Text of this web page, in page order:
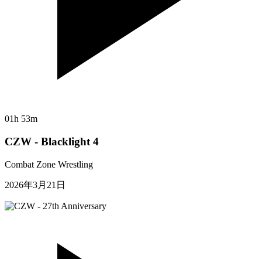
01h 53m
CZW - Blacklight 4
Combat Zone Wrestling
2026年3月21日